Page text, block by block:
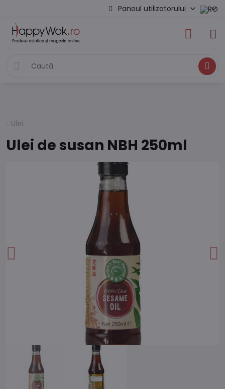
Panoul utilizatorului
Caută
Ulei
Ulei de susan NBH 250ml